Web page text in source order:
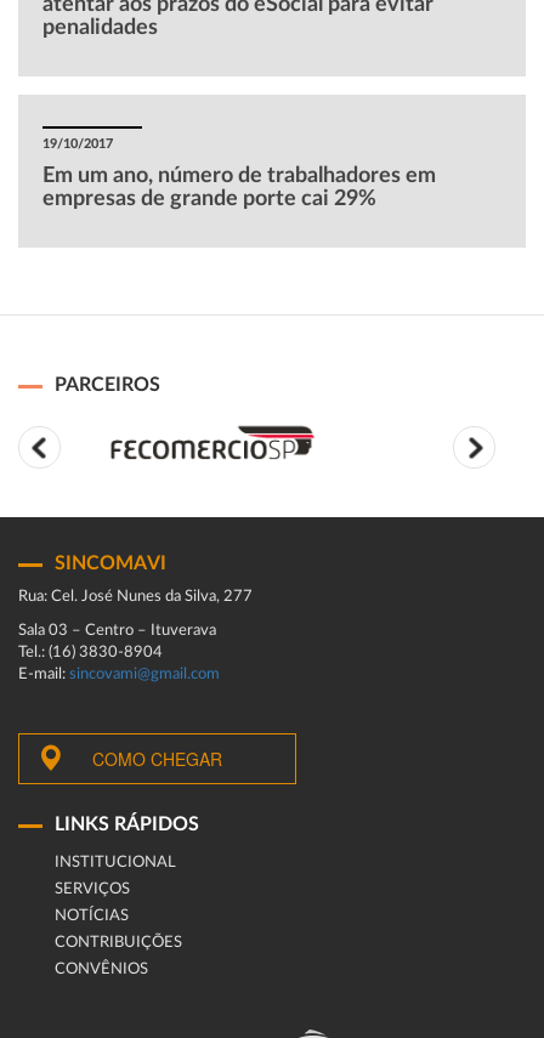
atentar aos prazos do eSocial para evitar
penalidades
19/10/2017
Em um ano, número de trabalhadores em
empresas de grande porte cai 29%
PARCEIROS
SINCOMAVI
Rua: Cel. José Nunes da Silva, 277
Sala 03 – Centro – Ituverava
Tel.: (16) 3830-8904
E-mail: sincovami@gmail.com
COMO CHEGAR
LINKS RÁPIDOS
INSTITUCIONAL
SERVIÇOS
NOTÍCIAS
CONTRIBUIÇÕES
CONVÊNIOS